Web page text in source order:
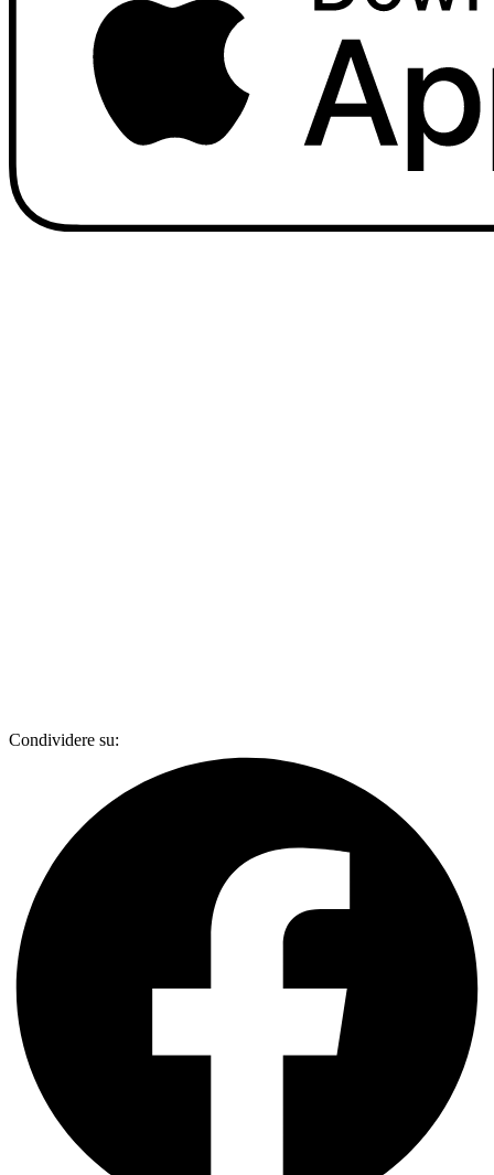
Condividere su: